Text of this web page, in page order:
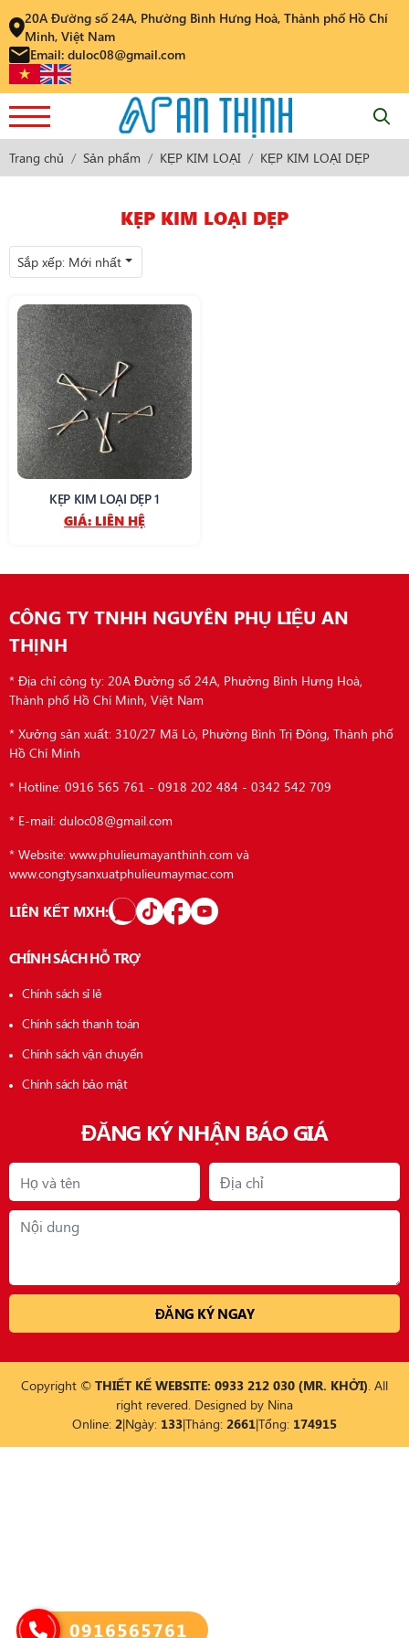
20A Đường số 24A, Phường Bình Hưng Hoà, Thành phố Hồ Chí
Minh, Việt Nam
Email: duloc08@gmail.com
Trang chủ Sản phẩm KẸP KIM LOẠI KẸP KIM LOẠI DẸP
KẸP KIM LOẠI DẸP
Sắp xếp: Mới nhất
KẸP KIM LOẠI DẸP 1
GIÁ: LIÊN HỆ
CÔNG TY TNHH NGUYÊN PHỤ LIỆU AN
THỊNH
* Địa chỉ công ty: 20A Đường số 24A, Phường Bình Hưng Hoà,
Thành phố Hồ Chí Minh, Việt Nam
* Xưởng sản xuất: 310/27 Mã Lò, Phường Bình Trị Đông, Thành phố
Hồ Chí Minh
* Hotline: 0916 565 761 - 0918 202 484 - 0342 542 709
* E-mail: duloc08@gmail.com
* Website: www.phulieumayanthinh.com và
www.congtysanxuatphulieumaymac.com
LIÊN KẾT MXH:
CHÍNH SÁCH HỖ TRỢ
Chính sách sỉ lẻ
Chính sách thanh toán
Chính sách vận chuyển
Chính sách bảo mật
ĐĂNG KÝ NHẬN BÁO GIÁ
Copyright © THIẾT KẾ WEBSITE: 0933 212 030 (MR. KHỞI). All
right revered. Designed by Nina
Online: 2|Ngày: 133|Tháng: 2661|Tổng: 174915
0916565761